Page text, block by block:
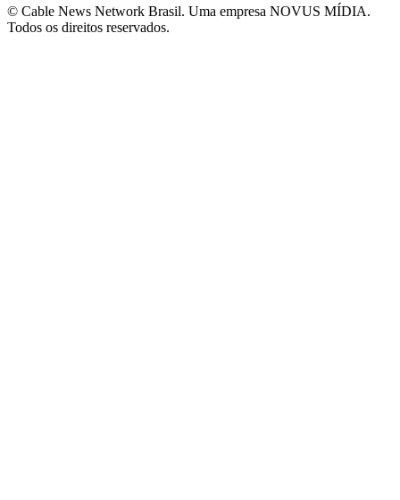
© Cable News Network Brasil. Uma empresa NOVUS MÍDIA.
Todos os direitos reservados.